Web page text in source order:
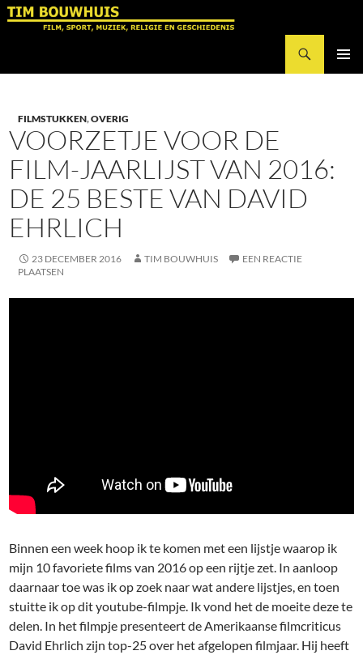
Ga
FILMSTUKKEN,OVERIG
VOORZETJE VOOR DE
FILM-JAARLIJST VAN 2016:
DE 25 BESTE VAN DAVID
EHRLICH
23 DECEMBER 2016 TIM BOUWHUIS
EEN REACTIE
PLAATSEN
Binnen een week hoop ik te komen met een lijstje waarop ik
mijn 10 favoriete films van 2016 op een rijtje zet. In aanloop
daarnaar toe was ik op zoek naar wat andere lijstjes, en toen
stuitte ik op dit youtube-filmpje. Ik vond het de moeite deze te
delen. In het filmpje presenteert de Amerikaanse filmcriticus
David Ehrlich zijn top-25 over het afgelopen filmjaar. Hij heeft